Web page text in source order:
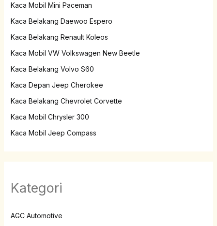
Kaca Mobil Mini Paceman
Kaca Belakang Daewoo Espero
Kaca Belakang Renault Koleos
Kaca Mobil VW Volkswagen New Beetle
Kaca Belakang Volvo S60
Kaca Depan Jeep Cherokee
Kaca Belakang Chevrolet Corvette
Kaca Mobil Chrysler 300
Kaca Mobil Jeep Compass
Kategori
AGC Automotive